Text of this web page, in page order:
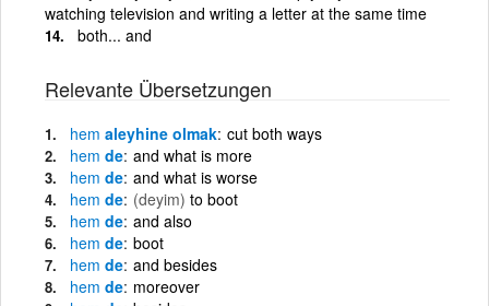
watching television and writing a letter at the same time
both... and
Relevante Übersetzungen
hem aleyhine olmak cut both ways
hem de and what is more
hem de and what is worse
hem de (deyim) to boot
hem de and also
hem de boot
hem de and besides
hem de moreover